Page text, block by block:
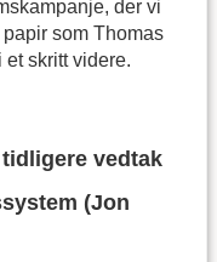
der vi
som Thomas
et skritt videre.
vedtak
(Jon